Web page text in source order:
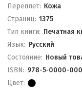
Переплет: Кожа
Cтраниц: 1375
Тип книги: Печатная
Язык: Русский
Состояние: Новый
ISBN: 978-5-0000-
Цвет: